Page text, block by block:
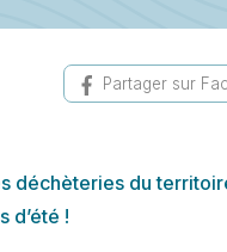
Partager sur
déchèteries du
d’été !